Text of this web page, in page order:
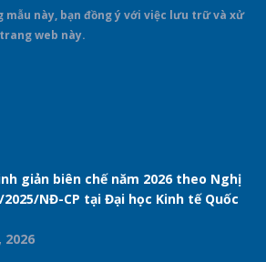
mẫu này, bạn đồng ý với việc lưu trữ và xử
web này.
giản biên chế năm 2026 theo Nghị
NĐ-CP tại Đại học Kinh tế Quốc
2026